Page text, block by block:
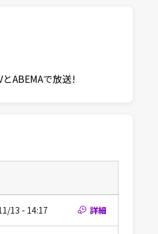
ABEMAで放送!
13 - 14:17 詳細